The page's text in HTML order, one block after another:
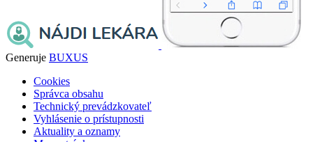
Generuje BUXUS
Cookies
Správca obsahu
Technický prevádzkovateľ
Vyhlásenie o prístupnosti
Aktuality a oznamy